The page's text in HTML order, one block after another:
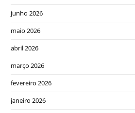
junho 2026
maio 2026
abril 2026
março 2026
fevereiro 2026
janeiro 2026